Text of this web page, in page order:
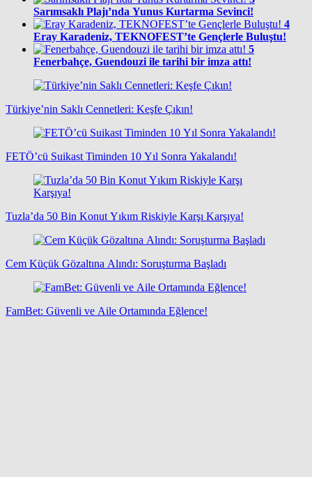
Sarımsaklı Plajı’nda Yunus Kurtarma Sevinci!
4
Eray Karadeniz, TEKNOFEST’te Gençlerle Buluştu!
5
Fenerbahçe, Guendouzi ile tarihi bir imza attı!
Türkiye’nin Saklı Cennetleri: Keşfe Çıkın!
FETÖ’cü Suikast Timinden 10 Yıl Sonra Yakalandı!
Tuzla’da 50 Bin Konut Yıkım Riskiyle Karşı Karşıya!
Cem Küçük Gözaltına Alındı: Soruşturma Başladı
FamBet: Güvenli ve Aile Ortamında Eğlence!